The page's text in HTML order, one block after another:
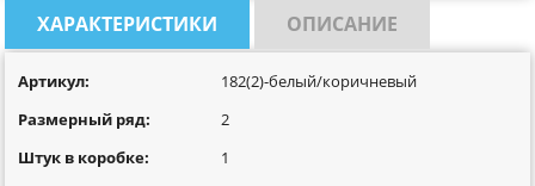
ХАРАКТЕРИСТИКИ ОПИСАНИЕ
Артикул:
Размерный ряд:
Штук в коробке:
182(2)-белый/коричневый
2
1